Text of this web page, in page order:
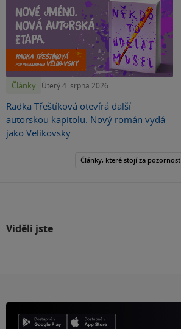
Články Úterý 4. srpna 2026
Radka Třeštíková otevírá další
autorskou kapitolu. Nový román vydá
jako Velikovsky
Články, které stojí za pozornost
Viděli jste